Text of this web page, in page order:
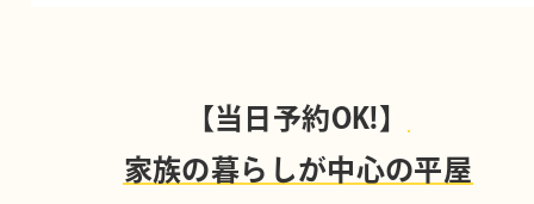
【当日予約OK!】
家族の暮らしが中心の平屋